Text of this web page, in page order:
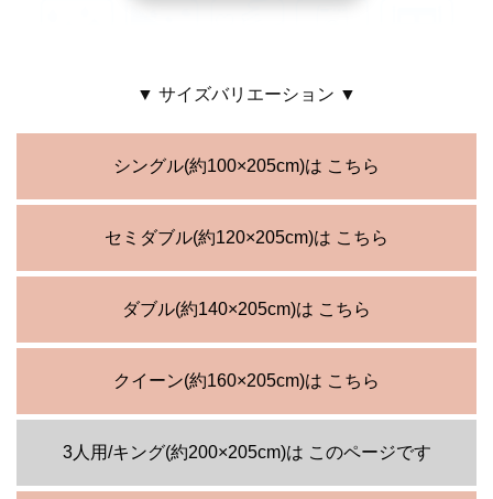
▼ サイズバリエーション ▼
シングル(約100×205cm)は こちら
セミダブル(約120×205cm)は こちら
ダブル(約140×205cm)は こちら
クイーン(約160×205cm)は こちら
3人用/キング(約200×205cm)は このページです